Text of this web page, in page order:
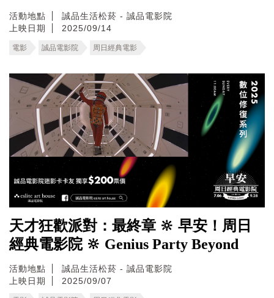
活動地點
誠品生活松菸 - 誠品電影院
上映日期
2025/09/14
電影 誠品電影院 周日經典電影
天才狂歡派對：最終章 🔆 早安！周日
經典電影院 🔆 Genius Party Beyond
活動地點
誠品生活松菸 - 誠品電影院
上映日期
2025/09/07